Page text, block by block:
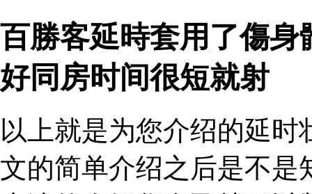
百勝客延時套用了傷
好同房时间很短就射
以上就是为您介绍的延
文的简单介绍之后是不是